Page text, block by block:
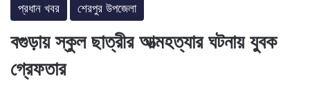
প্রধান খবর শেরপুর উপজেলা
বগুড়ায় স্কুল ছাত্রীর আত্মহত্যার ঘটনায় যুবক
গ্রেফতার